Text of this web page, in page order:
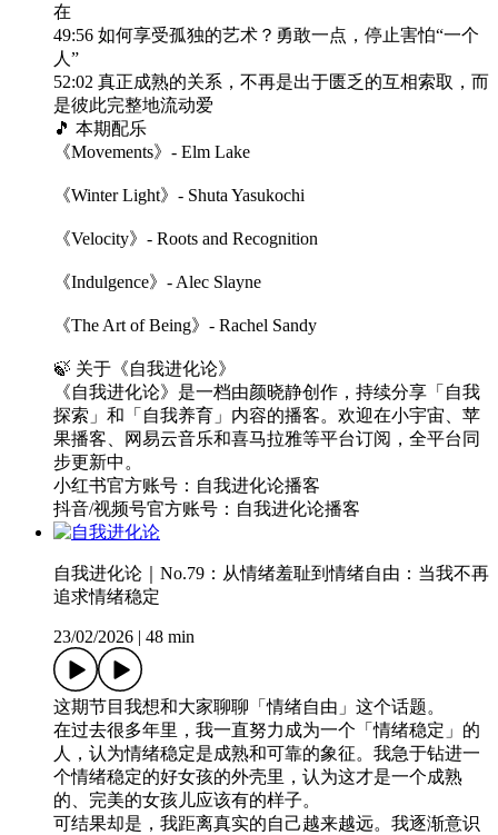
在
49:56 如何享受孤独的艺术？勇敢一点，停止害怕“一个
人”
52:02 真正成熟的关系，不再是出于匮乏的互相索取，而
是彼此完整地流动爱
🎵 本期配乐
《Movements》- Elm Lake
《Winter Light》- Shuta Yasukochi
《Velocity》- Roots and Recognition
《Indulgence》- Alec Slayne
《The Art of Being》- Rachel Sandy
🍃 关于《自我进化论》
《自我进化论》是一档由颜晓静创作，持续分享「自我
探索」和「自我养育」内容的播客。欢迎在小宇宙、苹
果播客、网易云音乐和喜马拉雅等平台订阅，全平台同
步更新中。
小红书官方账号：自我进化论播客
抖音/视频号官方账号：自我进化论播客
自我进化论｜No.79：从情绪羞耻到情绪自由：当我不再
追求情绪稳定
23/02/2026 48 min
这期节目我想和大家聊聊「情绪自由」这个话题。
在过去很多年里，我一直努力成为一个「情绪稳定」的
人，认为情绪稳定是成熟和可靠的象征。我急于钻进一
个情绪稳定的好女孩的外壳里，认为这才是一个成熟
的、完美的女孩儿应该有的样子。
可结果却是，我距离真实的自己越来越远。我逐渐意识